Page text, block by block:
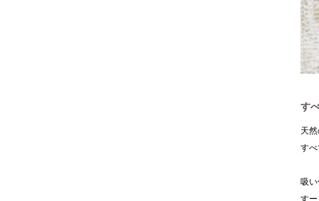
す
天
す
吸
す